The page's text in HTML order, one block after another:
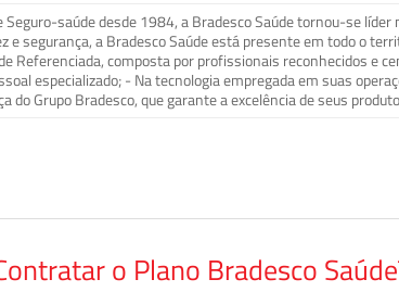
Seguro-saúde desde 1984, a Bradesco Saúde tornou-se
e segurança, a Bradesco Saúde está presente em todo o
Referenciada, composta por profissionais reconhecidos
especializado; - Na tecnologia empregada em suas
do Grupo Bradesco, que garante a excelência de seus
o Plano Bradesco